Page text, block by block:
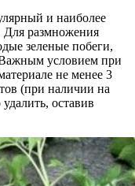
и наиболее
Для размножения
зеленые побеги,
условием при
не менее 3
(при наличии на
оставив